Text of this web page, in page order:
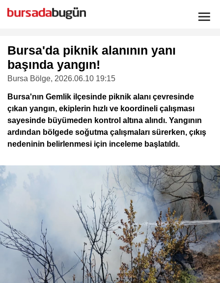
Bursa'da piknik alanının yanı
başında yangın!
Bursa Bölge, 2026.06.10 19:15
Bursa'nın Gemlik ilçesinde piknik alanı çevresinde
çıkan yangın, ekiplerin hızlı ve koordineli çalışması
sayesinde büyümeden kontrol altına alındı. Yangının
ardından bölgede soğutma çalışmaları sürerken, çıkış
nedeninin belirlenmesi için inceleme başlatıldı.